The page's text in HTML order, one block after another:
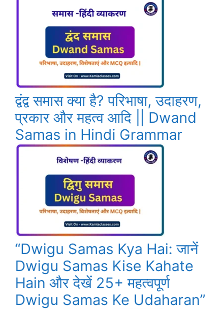
द्वंद्व समास क्या है? परिभाषा, उदाहरण,
प्रकार और महत्व आदि || Dwand
Samas in Hindi Grammar
“Dwigu Samas Kya Hai: जानें
Dwigu Samas Kise Kahate
Hain और देखें 25+ महत्वपूर्ण
Dwigu Samas Ke Udaharan”